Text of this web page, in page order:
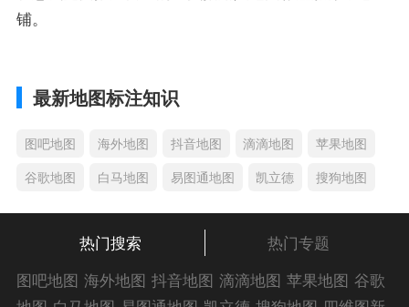
铺。
最新地图标注知识
图吧地图 海外地图 抖音地图 滴滴地图
苹果地图
谷歌地图
白马地图 易图通地图 凯立德 搜狗地图
热门搜索
热门专题
图吧地图 海外地图 抖音地图 滴滴地图 苹果地图 谷歌